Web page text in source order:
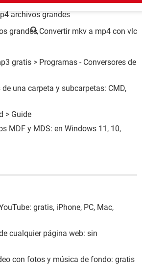
archivos grandes
grandes Convertir mkv a mp4 con vlc
gratis > Programas - Conversores de
una carpeta y subcarpetas: CMD,
> Guide
MDF y MDS: en Windows 11, 10,
gratis, iPhone, PC, Mac,
cualquier página web: sin
con fotos y música de fondo: gratis